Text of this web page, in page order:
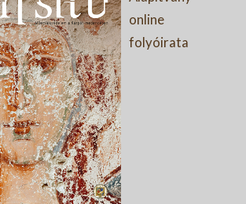
online
folyóirata